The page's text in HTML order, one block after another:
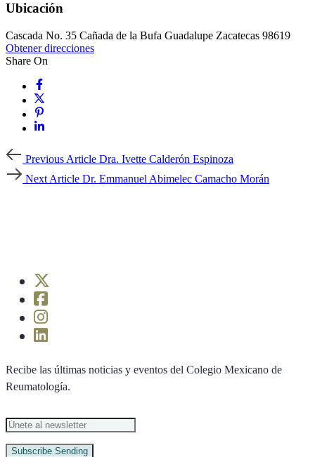
Ubicación
Cascada No. 35 Cañada de la Bufa Guadalupe Zacatecas 98619
Obtener direcciones
Share On
Previous
ArticlePrevious Article Dra. Ivette Calderón Espinoza
Next
ArticleNext Article Dr. Emmanuel Abimelec Camacho Morán
Recibe las últimas noticias y eventos del Colegio Mexicano de
Reumatología.
Subscribe Sending